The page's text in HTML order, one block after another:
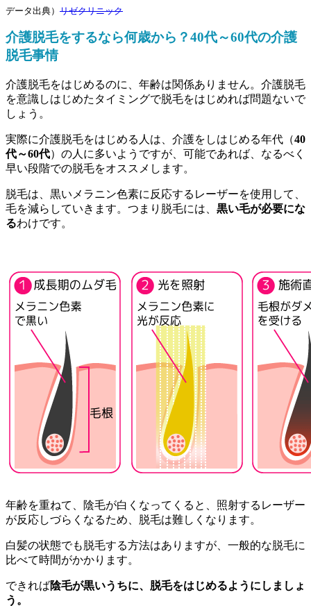
データ出典） リゼクリニック
介護脱毛をするなら何歳から？40代～60代の介護
脱毛事情
介護脱毛をはじめるのに、年齢は関係ありません。介護脱毛
を意識しはじめたタイミングで脱毛をはじめれば問題ないで
しょう。
実際に介護脱毛をはじめる人は、介護をしはじめる年代（40
代～60代）の人に多いようですが、可能であれば、なるべく
早い段階での脱毛をオススメします。
脱毛は、黒いメラニン色素に反応するレーザーを使用して、
毛を減らしていきます。つまり脱毛には、 黒い毛が必要にな
るわけです。
年齢を重ねて、陰毛が白くなってくると、照射するレーザー
が反応しづらくなるため、脱毛は難しくなります。
白髪の状態でも脱毛する方法はありますが、一般的な脱毛に
比べて時間がかかります。
できれば陰毛が黒いうちに、脱毛をはじめるようにしましょ
う。